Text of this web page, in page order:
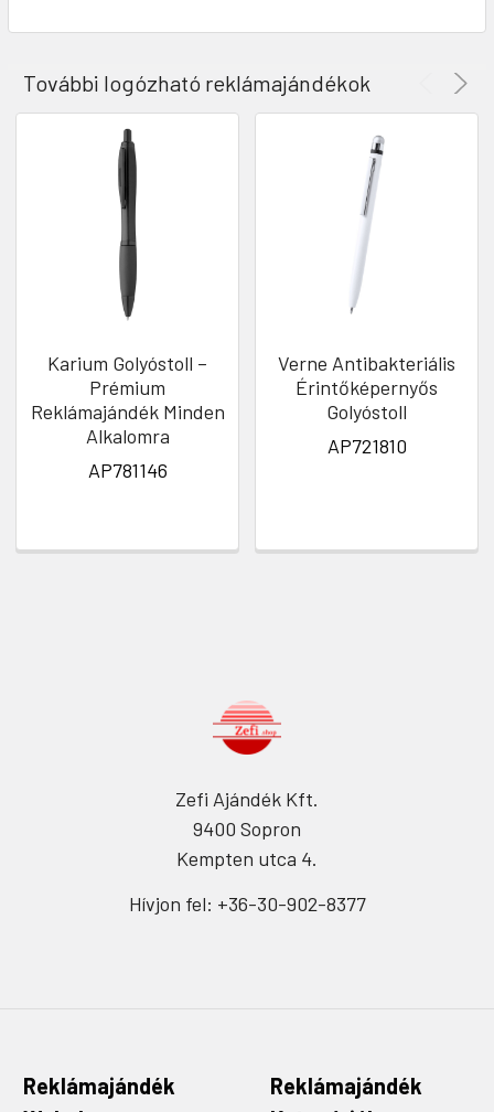
További logózható reklámajándékok
Karium Golyóstoll –
Prémium
Reklámajándék Minden
Alkalomra
AP781146
Verne Antibakteriális
Érintőképernyős
Golyóstoll
AP721810
Zefi Ajándék Kft.
9400 Sopron
Kempten utca 4.
Hívjon fel: +36-30-902-8377
Reklámajándék
Reklámajándék